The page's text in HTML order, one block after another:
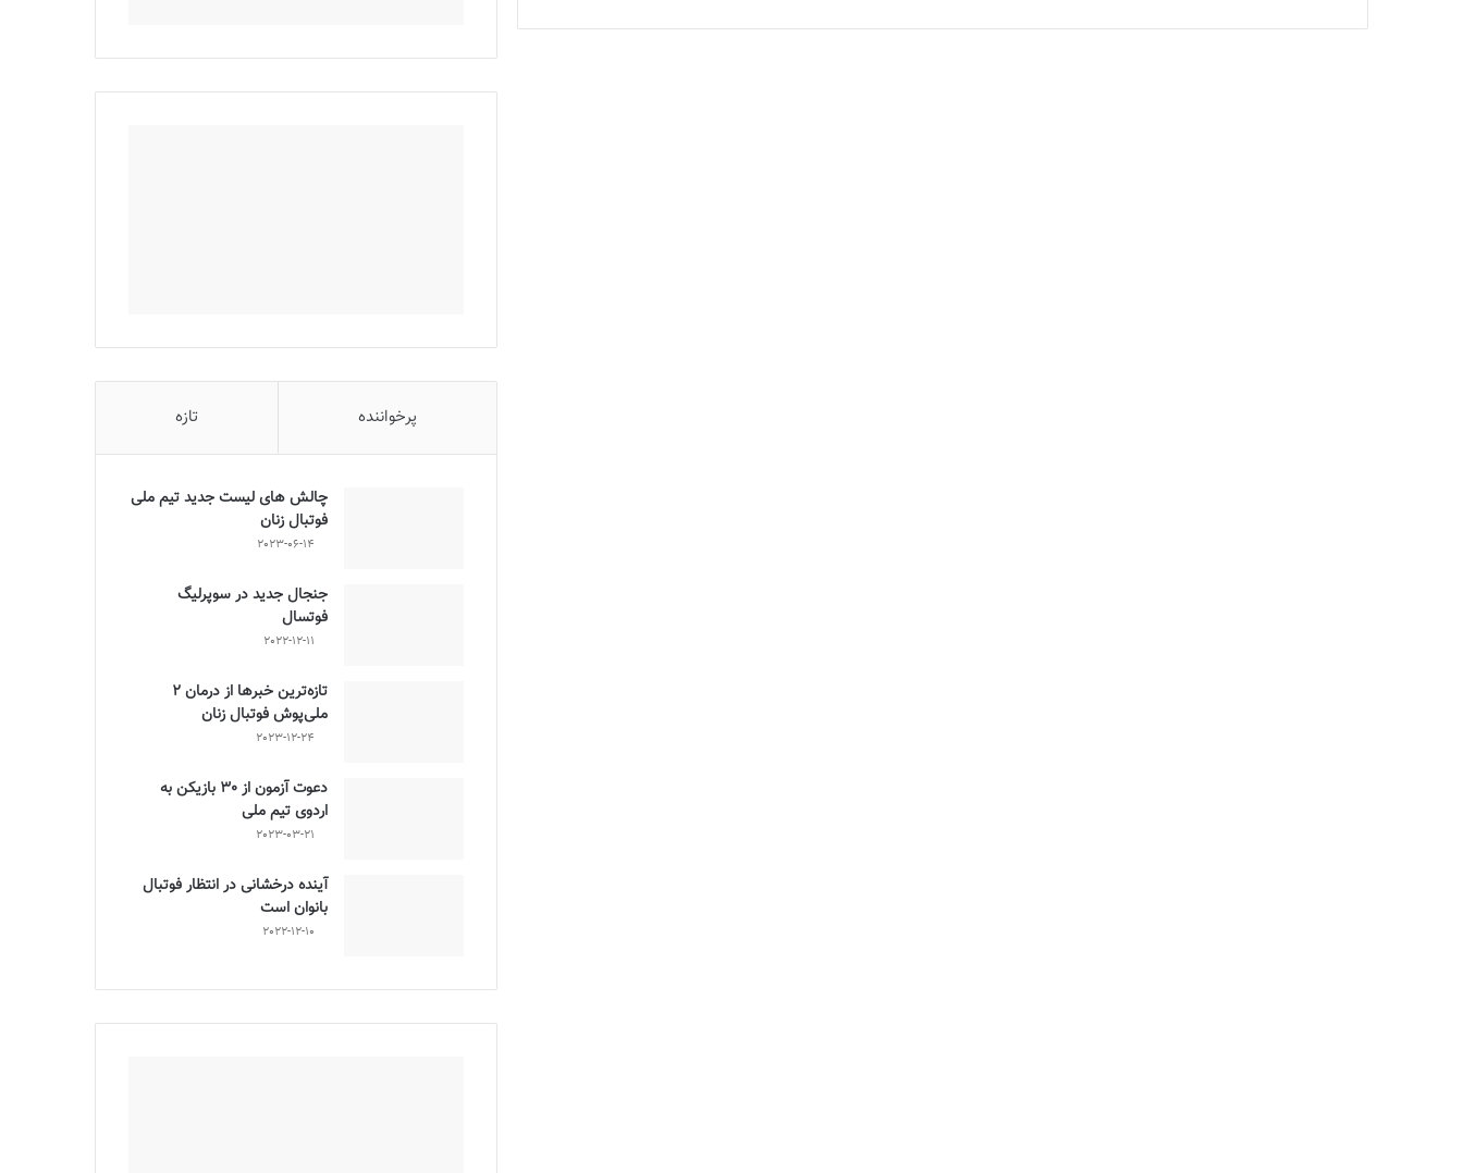
پرخواننده تازه
چالش هاى ليست جدید تيم ملى
فوتبال زنان
2023-06-14
جنجال جدید در سوپرلیگ
فوتسال
2022-12-11
تازه‌ترین خبرها از درمان ۲
ملی‌پوش فوتبال زنان
2023-12-24
دعوت آزمون از 30 بازیکن به
اردوی تیم ملی
2023-03-21
آینده درخشانی در انتظار فوتبال
بانوان است
2022-12-10